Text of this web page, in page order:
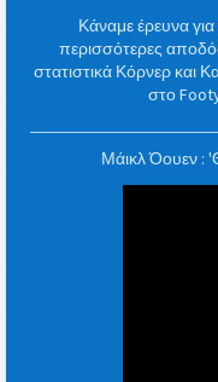
Κάναμε έρευνα
περισσότερες
στατιστικά Κόρνερ και
στο
Μάικλ Όουεν :